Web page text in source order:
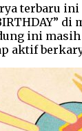
terbaru
ini
aktif